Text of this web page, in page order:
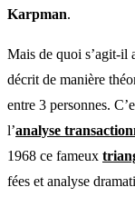
Karpman.
Mais de quoi s’agit-il
décrit de manière
entre 3 personnes.
l’analyse
1968 ce fameux
fées et analyse